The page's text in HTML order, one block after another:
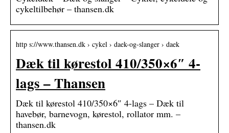
cykeltilbehør – thansen.dk
http s://www.thansen.dk › cykel › daek-og-slanger › daek
Dæk til kørestol 410/350×6″ 4-
lags – Thansen
Dæk til kørestol 410/350×6″ 4-lags – Dæk til
havebør, barnevogn, kørestol, rollator mm. –
thansen.dk